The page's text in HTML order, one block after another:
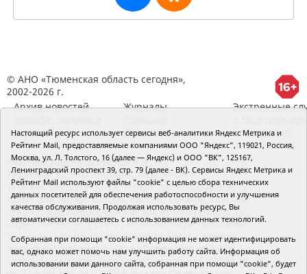
© АНО «Тюменская область сегодня»,
2002-2026 г.
Архив новостей
районов ТО
Журналы
RSS поток
Экстренные
Сведения об
организации
Главный редактор Рябков А.В.
Редакция: 625002, Тюмень, Осипенко, 81,
телефон (3452)49-00-18, e-mail: tumentoday@obl72.ru
Адрес для писем: 625000, Россия, Тюмень, Почтамт,
а/я 371. Для пресс-релизов: tumentoday@obl72.ru.
Отдел писем: тел. (3452) 39-90-59. Отдел рекламы:
тел. (3452) 39-90-51. Регистрация СМИ: Сетевое
издание «Интернет-газета «Тюменская область
сегодня», свидетельство о регистрации СМИ Эл №
Настоящий ресурс использует сервисы веб-аналитики Яндекс Метрика и
Рейтинг Mail, предоставляемые компаниями ООО "Яндекс", 119021, Россия,
Москва, ул. Л. Толстого, 16 (далее — Яндекс) и ООО "ВК", 125167,
Ленинградский проспект 39, стр. 79 (далее - ВК). Сервисы Яндекс Метрика и
Рейтинг Mail используют файлы "cookie" с целью сбора технических
данных посетителей для обеспечения работоспособности и улучшения
качества обслуживания. Продолжая использовать ресурс, Вы
автоматически соглашаетесь с использованием данных технологий.
Собранная при помощи "cookie" информация не может идентифицировать
вас, однако может помочь нам улучшить работу сайта. Информация об
использовании вами данного сайта, собранная при помощи "cookie", будет